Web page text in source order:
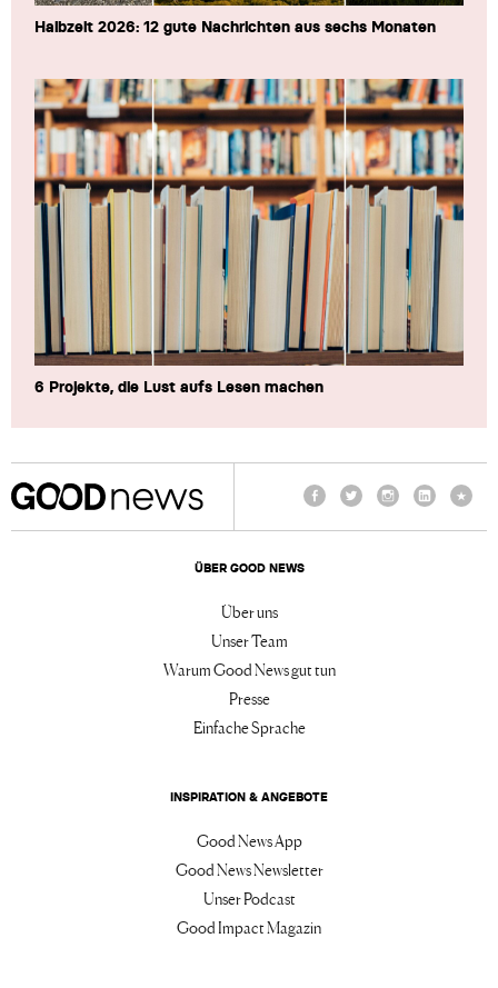
Halbzeit 2026: 12 gute Nachrichten aus sechs Monaten
6 Projekte, die Lust aufs Lesen machen
ÜBER GOOD NEWS
Über uns
Unser Team
Warum Good News gut tun
Presse
Einfache Sprache
INSPIRATION & ANGEBOTE
Good News App
Good News Newsletter
Unser Podcast
Good Impact Magazin